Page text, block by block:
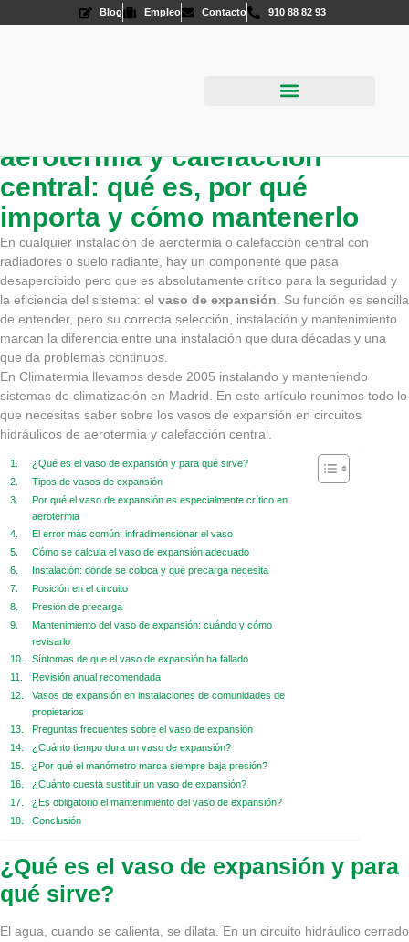
Blog Empleo Contacto 910 88 82 93
aerotermia y calefacción
central: qué es, por qué
importa y cómo mantenerlo
En cualquier instalación de aerotermia o calefacción central con
radiadores o suelo radiante, hay un componente que pasa
desapercibido pero que es absolutamente crítico para la seguridad y
la eficiencia del sistema: el vaso de expansión. Su función es sencilla
de entender, pero su correcta selección, instalación y mantenimiento
marcan la diferencia entre una instalación que dura décadas y una
que da problemas continuos.
En Climatermia llevamos desde 2005 instalando y manteniendo
sistemas de climatización en Madrid. En este artículo reunimos todo lo
que necesitas saber sobre los vasos de expansión en circuitos
hidráulicos de aerotermia y calefacción central.
¿Qué es el vaso de expansión y para qué sirve?
Tipos de vasos de expansión
Por qué el vaso de expansión es especialmente crítico en
aerotermia
El error más común: infradimensionar el vaso
Cómo se calcula el vaso de expansión adecuado
Instalación: dónde se coloca y qué precarga necesita
Posición en el circuito
Presión de precarga
Mantenimiento del vaso de expansión: cuándo y cómo
revisarlo
Síntomas de que el vaso de expansión ha fallado
Revisión anual recomendada
Vasos de expansión en instalaciones de comunidades de
propietarios
Preguntas frecuentes sobre el vaso de expansión
¿Cuánto tiempo dura un vaso de expansión?
¿Por qué el manómetro marca siempre baja presión?
¿Cuánto cuesta sustituir un vaso de expansión?
¿Es obligatorio el mantenimiento del vaso de expansión?
Conclusión
¿Qué es el vaso de expansión y para
qué sirve?
El agua, cuando se calienta, se dilata. En un circuito hidráulico cerrado